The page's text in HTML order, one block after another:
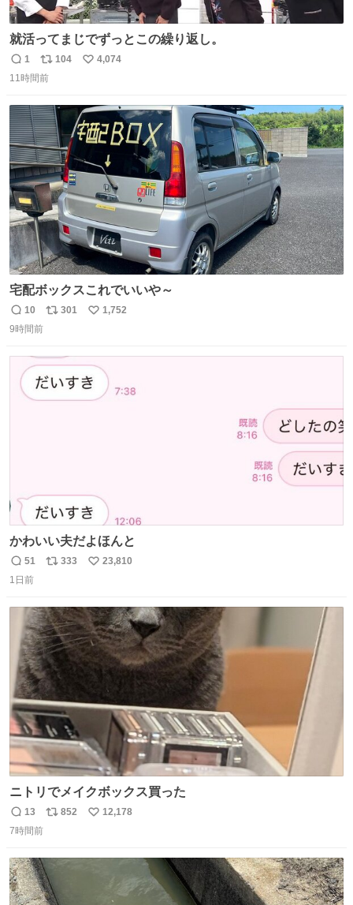
就活ってまじでずっとこの繰り返し。
返
信
1
リ
ポ
ト
数
104
い
数
4,074
11時間前
宅配ボックスこれでいいや～
返
信
10
リ
ト
数
301
い
数
1,752
9時間前
かわいい夫だよほんと
返
信
51
リ
ト
数
333
い
数
23,810
1日前
ニトリでメイクボックス買った
返
信
13
リ
ト
数
852
い
12,178
7時間前